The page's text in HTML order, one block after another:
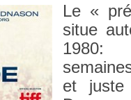
Le «
situe
1980:
et juste